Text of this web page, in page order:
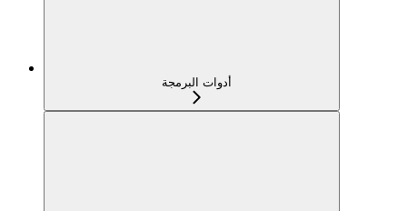
أدوات البرمجة